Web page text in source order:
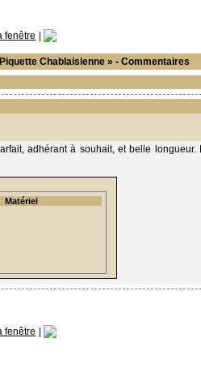
fenêtre
Chablaisienne » - Commentaires
adhérant à souhait, et belle
Matériel
fenêtre